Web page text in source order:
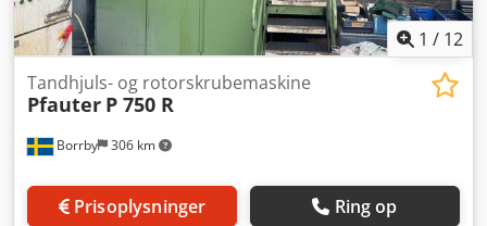
1 / 12
Borrby 306 km
Tandhjuls- og rotorskrubemaskine
Pfauter P 750 R
Prisoplysninger Ring op